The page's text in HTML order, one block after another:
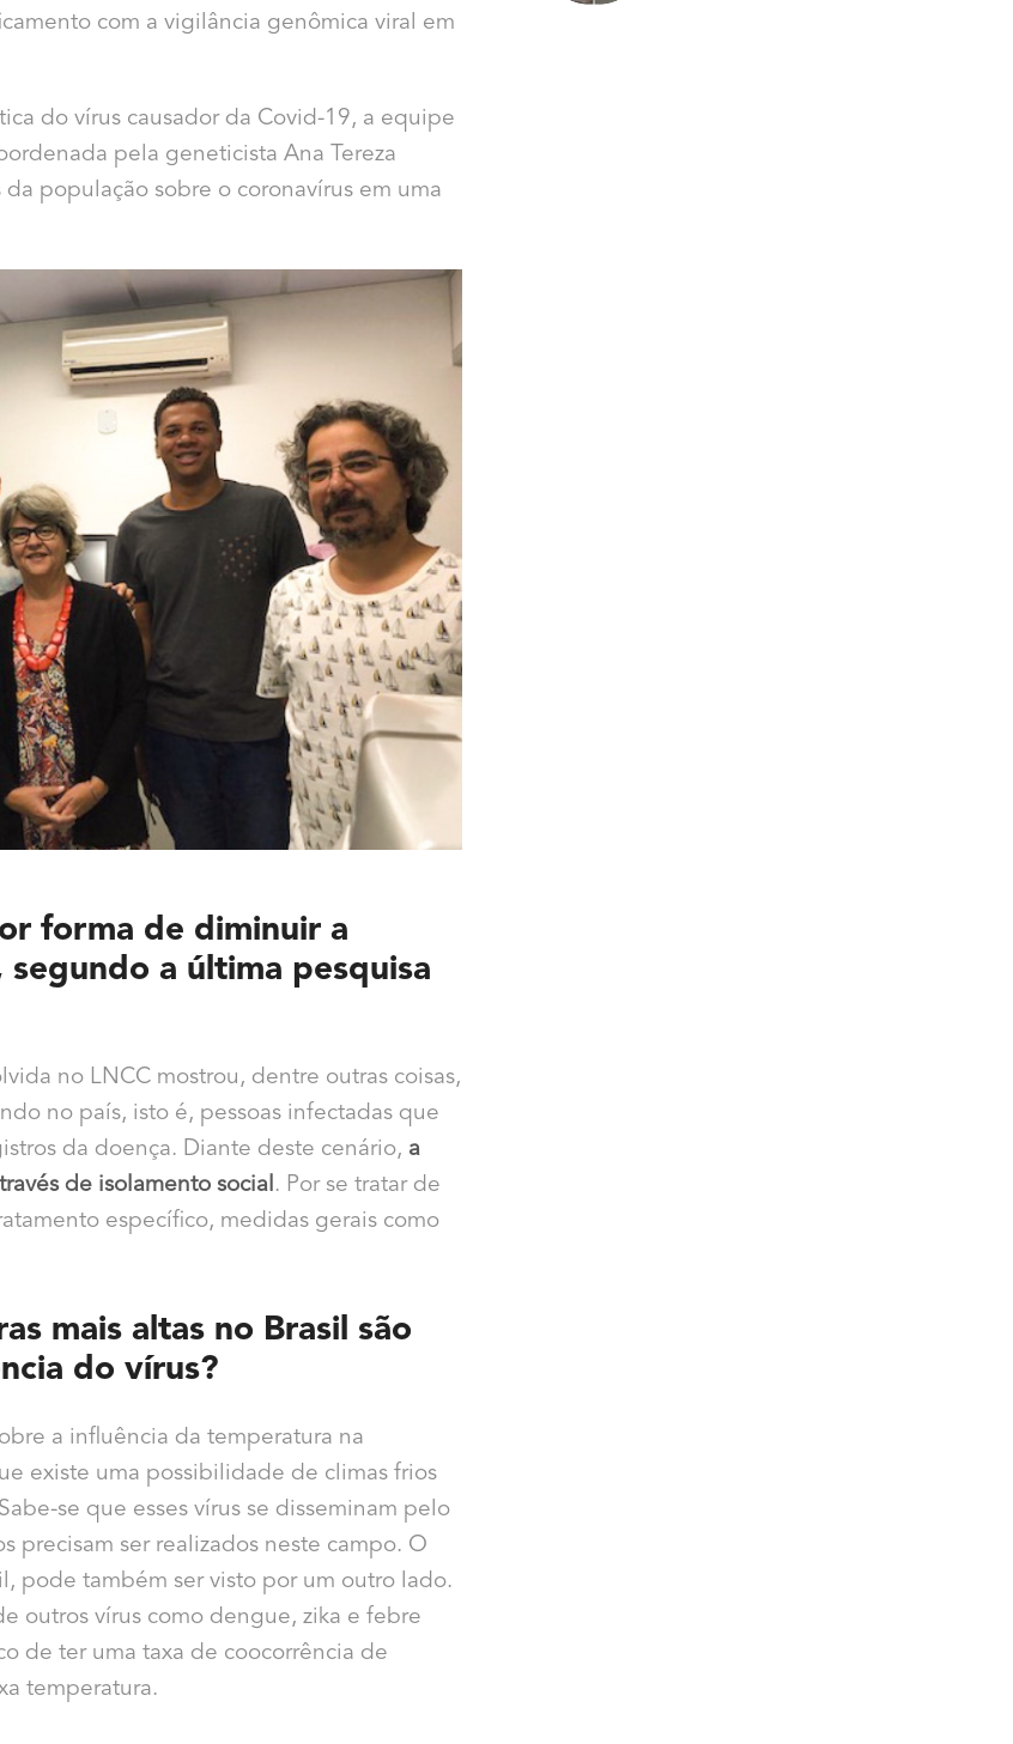
com a vigilância genômica viral em
do vírus causador da Covid-19, a equipe
pela geneticista Ana Tereza
população sobre o coronavírus em uma
forma de diminuir a
a última pesquisa
no LNCC mostrou, dentre outras coisas,
no país, isto é, pessoas infectadas que
da doença. Diante deste cenário, a
de isolamento social . Por se tratar de
específico, medidas gerais como
mais altas no Brasil são
do vírus?
a influência da temperatura na
existe uma possibilidade de climas frios
se que esses vírus se disseminam pelo
precisam ser realizados neste campo. O
pode também ser visto por um outro lado.
outros vírus como dengue, zika e febre
de ter uma taxa de coocorrência de
temperatura.